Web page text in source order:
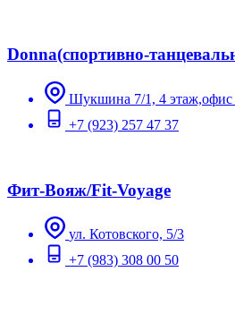
Donna(спортивно-
Шукшина 7/1, 4 этаж,офис
+7 (923) 257 47 37
Фит-Вояж/Fit-Voyage
ул. Котовского, 5/3
+7 (983) 308 00 50